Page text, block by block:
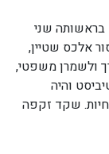
בראשותה שני
אלכס שטיין,
ולשמרן משפטי,
והיה
שקד זקפה